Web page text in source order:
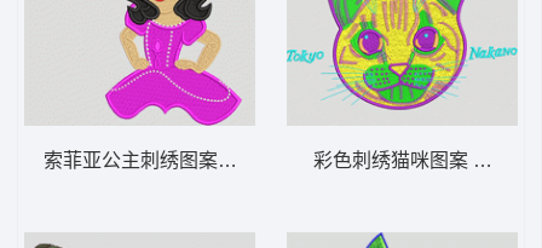
索菲亚公主刺绣图案 迪士尼 公主彩色刺绣猫咪图案 猫头